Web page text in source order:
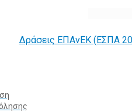
Δράσεις ΕΠΑνΕΚ (ΕΣΠΑ